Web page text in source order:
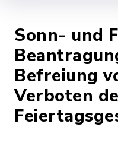
Sonn- und
Befreiung
Verboten